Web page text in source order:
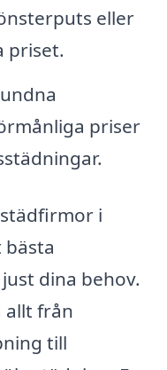
eller
priset.
priser
i
dina behov.
allt från
till